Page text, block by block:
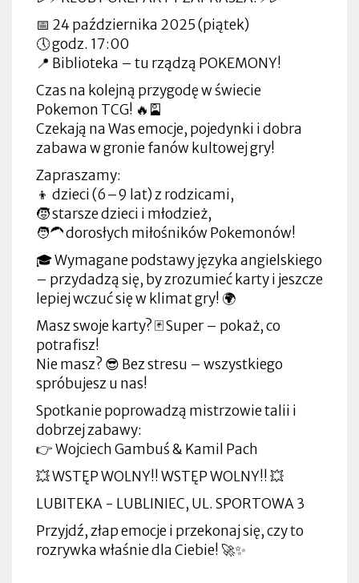
📅 24 października 2025 (piątek)
🕔 godz. 17:00
📍 Biblioteka – tu rządzą POKEMONY!
Czas na kolejną przygodę w świecie
Pokemon TCG! 🔥🎴
Czekają na Was emocje, pojedynki i dobra
zabawa w gronie fanów kultowej gry!
Zapraszamy:
👦 dzieci (6–9 lat) z rodzicami,
🧒 starsze dzieci i młodzież,
🧑‍🦱 dorosłych miłośników Pokemonów!
🎓 Wymagane podstawy języka angielskiego
– przydadzą się, by zrozumieć karty i jeszcze
lepiej wczuć się w klimat gry! 🌍
Masz swoje karty? 🃏 Super – pokaż, co
potrafisz!
Nie masz? 😎 Bez stresu – wszystkiego
spróbujesz u nas!
Spotkanie poprowadzą mistrzowie talii i
dobrzej zabawy:
👉 Wojciech Gambuś & Kamil Pach
💥 WSTĘP WOLNY!! WSTĘP WOLNY!! 💥
LUBITEKA - LUBLINIEC, UL. SPORTOWA 3
Przyjdź, złap emocje i przekonaj się, czy to
rozrywka właśnie dla Ciebie! 🚀✨